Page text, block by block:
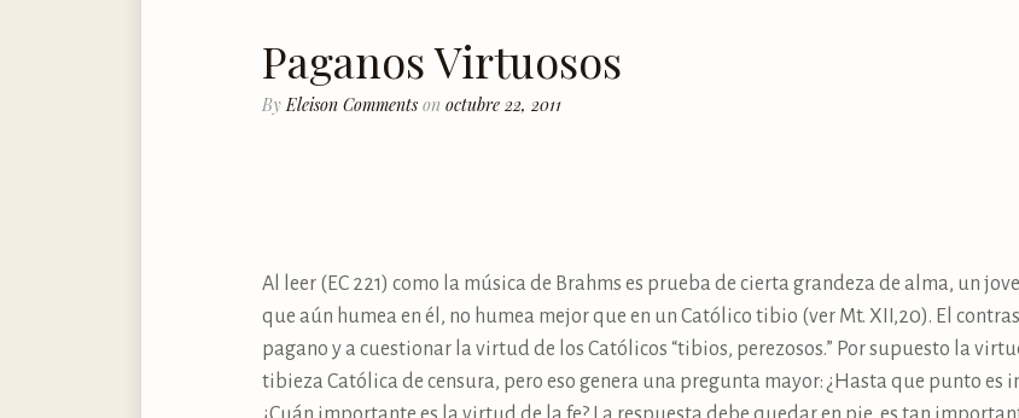
Paganos Virtuosos
By Eleison Comments on octubre 22, 2011
Al leer (EC 221) como la música de Brahms es prueba de cierta grandeza de alma, un
que aún humea en él, no humea mejor que en un Católico tibio (ver Mt. XII,20). El
pagano y a cuestionar la virtud de los Católicos “tibios, perezosos.” Por supuesto la
tibieza Católica de censura, pero eso genera una pregunta mayor: ¿Hasta que punto es